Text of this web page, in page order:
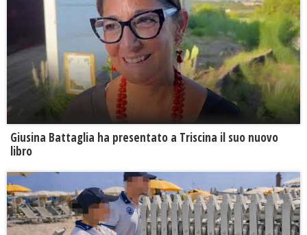
Giusina Battaglia ha presentato a Triscina il suo nuovo
libro